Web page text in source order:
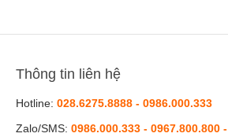
VICHY
AHOHWA
AINHOA
Thông tin liên hệ
Hotline: 028.6275.8888 - 0986.000.333
Zalo/SMS: 0986.000.333 - 0967.800.800 -